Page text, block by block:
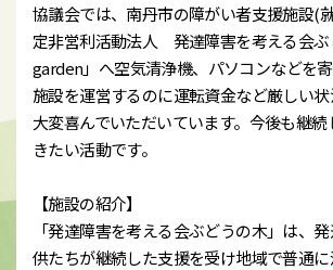
協議会では、南丹市の障がい者支援施設(
定非営利活動法人 発達障害を考える会
garden」へ空気清浄機、パソコンなどを寄
施設を運営するのに運転資金など厳しい
大変喜んでいただいています。今後も継
きたい活動です。
【施設の紹介】
「発達障害を考える会ぶどうの木」は、
供たちが継続した支援を受け地域で普通